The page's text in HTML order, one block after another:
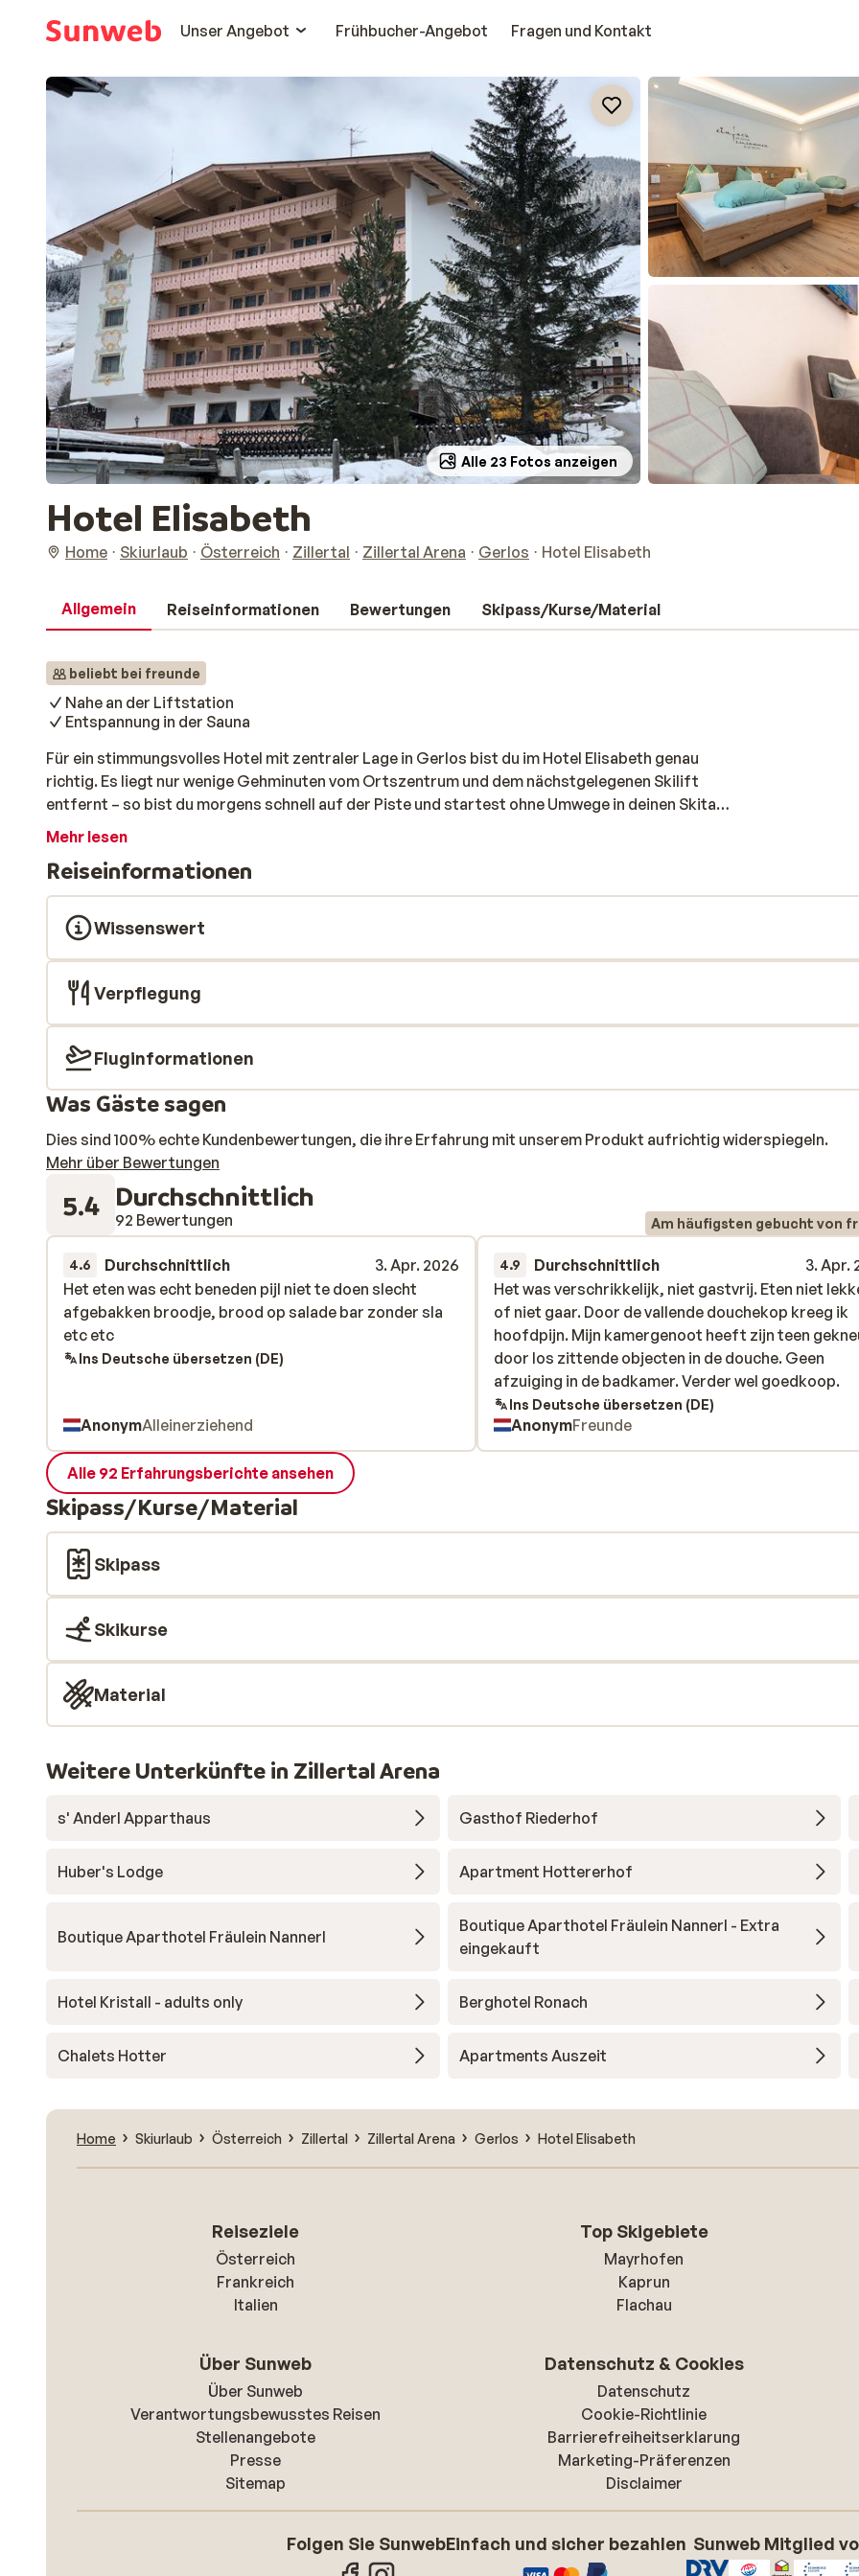
Unser Angebot
Frühbucher-Angebot Fragen und Kontakt
Alle 23 Fotos anzeigen
Hotel Elisabeth
Home Skiurlaub Österreich Zillertal Zillertal Arena Gerlos Hotel Elisabeth
Allgemein Reiseinformationen Bewertungen Skipass/Kurse/Material
beliebt bei freunde
Nahe an der Liftstation
Entspannung in der Sauna
Für ein stimmungsvolles Hotel mit zentraler Lage in Gerlos bist du im Hotel Elisabeth genau
richtig. Es liegt nur wenige Gehminuten vom Ortszentrum und dem nächstgelegenen Skilift
entfernt – so bist du morgens schnell auf der Piste und startest ohne Umwege in deinen Skitag.
Die Zimmer sind großzügig geschnitten und sehr gepflegt eingerichtet. Nach einem Tag an der
du entspannst noch eine Runde in der Sauna.
Mehr lesen
Reiseinformationen
Wissenswert
Verpflegung
Fluginformationen
Was Gäste sagen
Dies sind 100% echte Kundenbewertungen, die ihre Erfahrung mit unserem Produkt aufrichtig widerspiegeln.
Mehr über Bewertungen
5.4 Durchschnittlich
92 Bewertungen Am häufigsten gebucht von
4.6 Durchschnittlich
3. Apr. 2026
Het eten was echt beneden pijl niet te doen slecht
afgebakken broodje, brood op salade bar zonder sla
etc etc
Het eten was echt beneden pijl niet te doen slecht
afgebakken broodje, brood op salade bar zonder sla
etc etc
Ins Deutsche übersetzen (DE)
AnonymAlleinerziehend
4.9 Durchschnittlich
3. Apr.
Het was verschrikkelijk, niet gastvrij. Eten niet
of niet gaar. Door de vallende douchekop kreeg ik
hoofdpijn. Mijn kamergenoot heeft zijn teen
door los zittende objecten in de douche. Geen
afzuiging in de badkamer. Verder wel goedkoop.
Het was verschrikkelijk, niet gastvrij. Eten niet
of niet gaar. Door de vallende douchekop kreeg ik
hoofdpijn. Mijn kamergenoot heeft zijn teen
door los zittende objecten in de douche. Geen
afzuiging in de badkamer. Verder wel goedkoop.
Ins Deutsche übersetzen (DE)
AnonymFreunde
Alle 92 Erfahrungsberichte ansehen
Skipass/Kurse/Material
Skipass
Skikurse
Material
Weitere Unterkünfte in Zillertal Arena
s' Anderl Apparthaus Gasthof Riederhof
Huber's Lodge Apartment Hottererhof
Boutique Aparthotel Fräulein Nannerl
Boutique Aparthotel Fräulein Nannerl - Extra
eingekauft
Hotel Kristall - adults only Berghotel Ronach
Chalets Hotter Apartments Auszeit
Home Skiurlaub Österreich Zillertal Zillertal Arena Gerlos Hotel Elisabeth
Reiseziele
Österreich
Frankreich
Italien
Top Skigebiete
Mayrhofen
Kaprun
Flachau
Über Sunweb
Über Sunweb
Verantwortungsbewusstes Reisen
Stellenangebote
Presse
Sitemap
Datenschutz & Cookies
Datenschutz
Cookie-Richtlinie
Barrierefreiheitserklarung
Marketing-Präferenzen
Disclaimer
Folgen Sie SunwebEinfach und sicher bezahlen Sunweb Mitglied